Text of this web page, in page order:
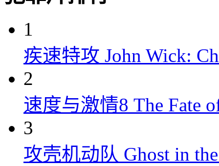
1
疾速特攻 John Wick:
2
速度与激情8 The Fate
3
攻壳机动队 Ghost in